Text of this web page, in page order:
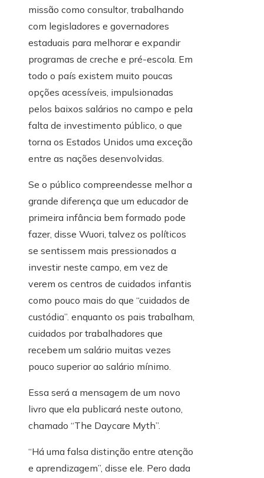
missão como consultor, trabalhando
com legisladores e governadores
estaduais para melhorar e expandir
programas de creche e pré-escola. Em
todo o país existem muito poucas
opções acessíveis, impulsionadas
pelos baixos salários no campo e pela
falta de investimento público, o que
torna os Estados Unidos uma exceção
entre as nações desenvolvidas.
Se o público compreendesse melhor a
grande diferença que um educador de
primeira infância bem formado pode
fazer, disse Wuori, talvez os políticos
se sentissem mais pressionados a
investir neste campo, em vez de
verem os centros de cuidados infantis
como pouco mais do que “cuidados de
custódia”. enquanto os pais trabalham,
cuidados por trabalhadores que
recebem um salário muitas vezes
pouco superior ao salário mínimo.
Essa será a mensagem de um novo
livro que ela publicará neste outono,
chamado “The Daycare Myth”.
“Há uma falsa distinção entre atenção
e aprendizagem”, disse ele. Pero dada